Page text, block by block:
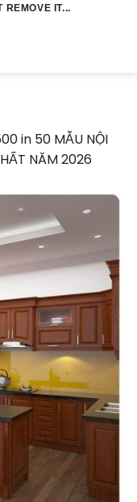
REMOVE IT...
in 50 MẪU NỘI
NĂM 2026